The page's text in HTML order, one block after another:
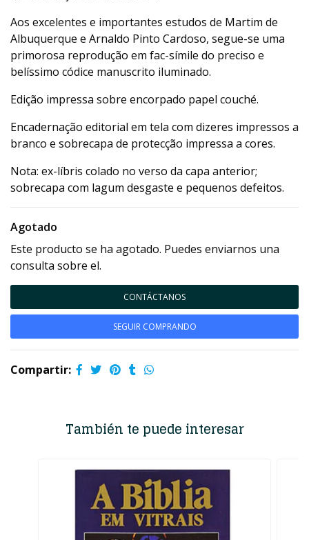
Aos excelentes e importantes estudos de Martim de
Albuquerque e Arnaldo Pinto Cardoso, segue-se uma
primorosa reprodução em fac-símile do preciso e
belíssimo códice manuscrito iluminado.
Edição impressa sobre encorpado papel couché.
Encadernação editorial em tela com dizeres impressos a
branco e sobrecapa de protecção impressa a cores.
Nota: ex-líbris colado no verso da capa anterior;
sobrecapa com lagum desgaste e pequenos defeitos.
Agotado
Este producto se ha agotado. Puedes enviarnos una
consulta sobre el.
CONTÁCTANOS
SEGUIR COMPRANDO
Compartir:
También te puede interesar